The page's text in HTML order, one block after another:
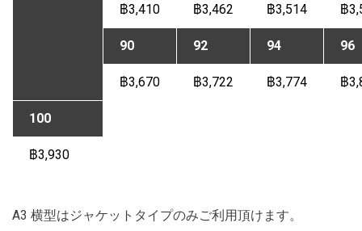
฿3,410 ฿3,462 ฿3,514 ฿
90 92 94 96
฿3,670 ฿3,722 ฿3,774 ฿
100
฿3,930
A3 横型はジャケットタイプのみご利用頂けます。